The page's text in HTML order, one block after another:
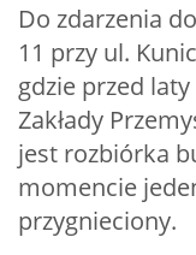
Do zdarzenia
11 przy ul.
gdzie przed
Zakłady
jest rozbiórka
momencie
przygnieciony.